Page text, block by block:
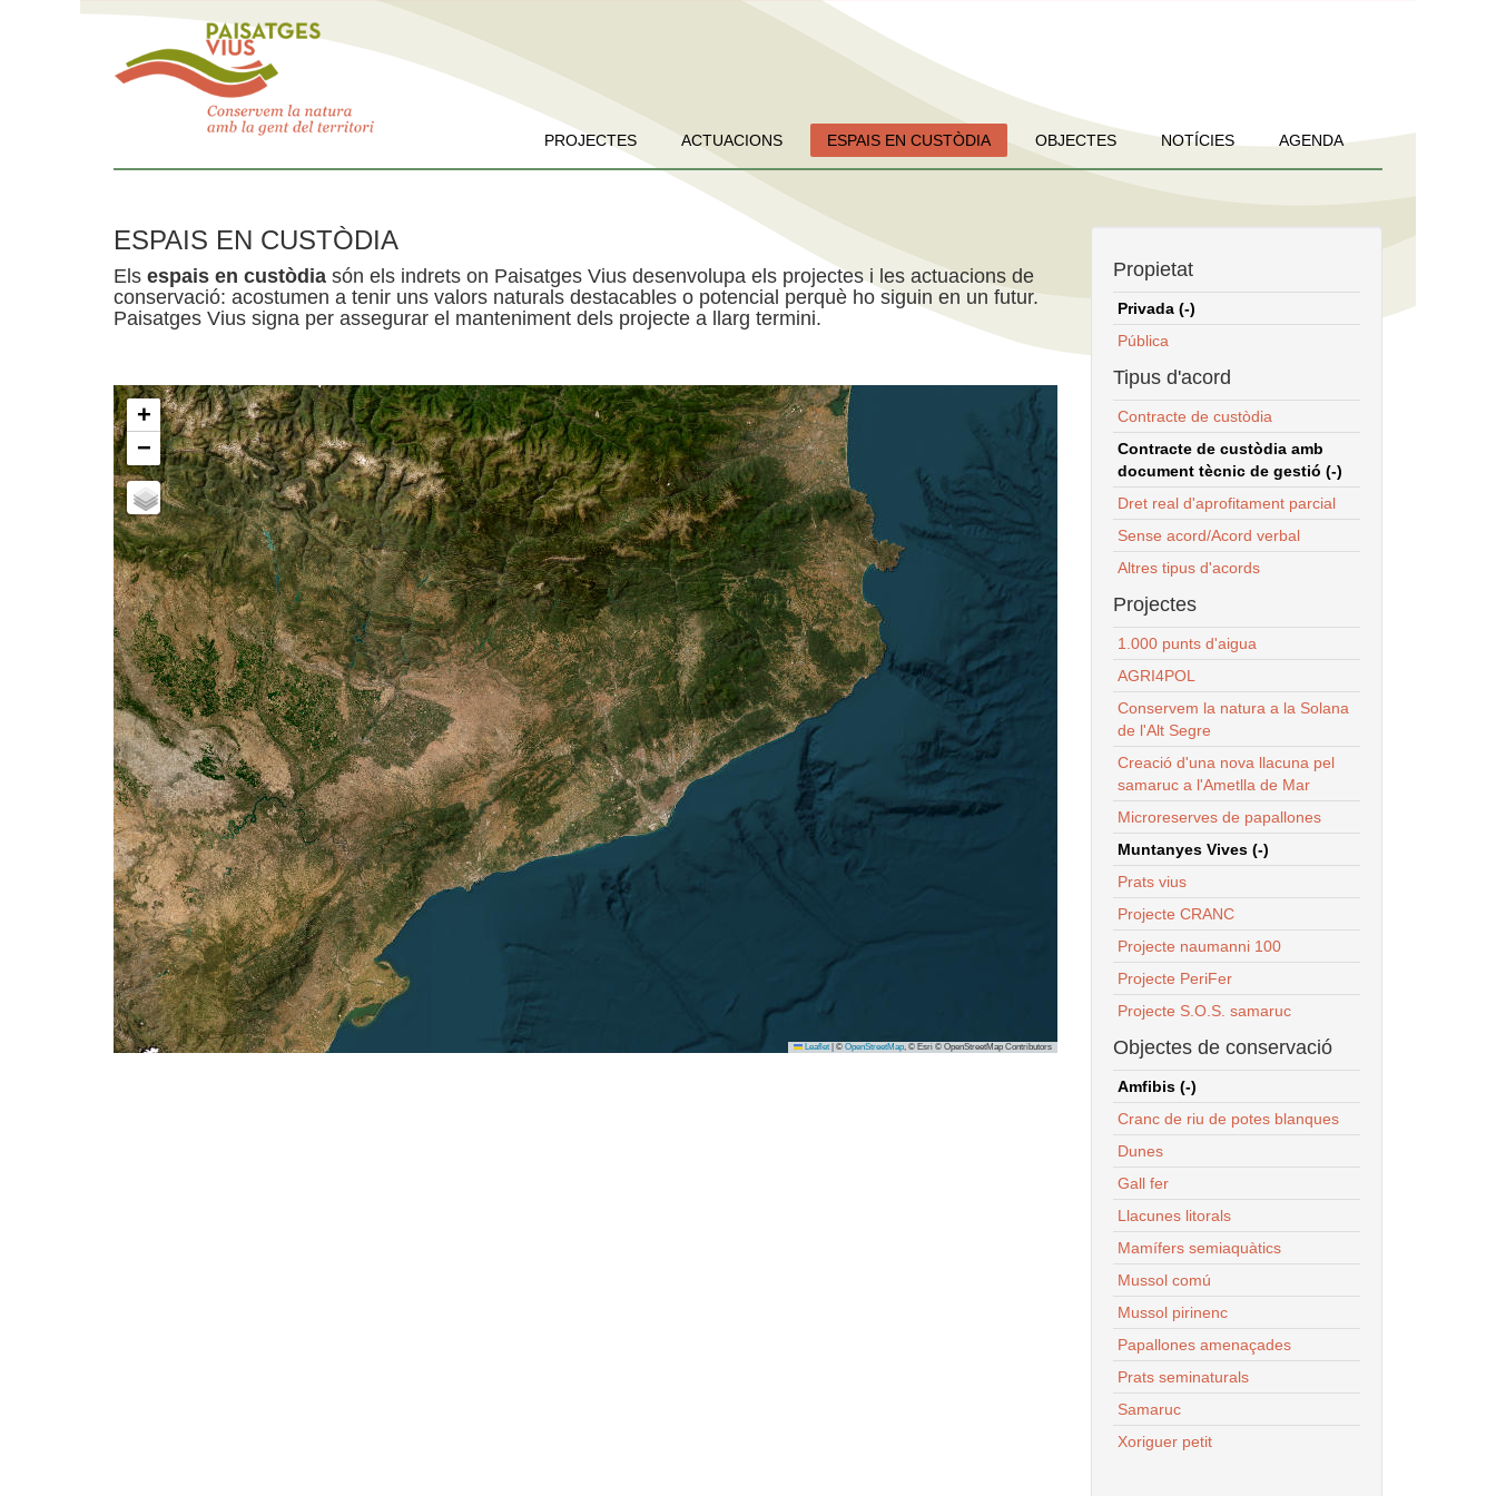
PROJECTES ACTUACIONS ESPAIS EN CUSTÒDIA OBJECTES NOTÍCIES AGENDA
ESPAIS EN CUSTÒDIA
Els espais en custòdia són els indrets on Paisatges Vius desenvolupa els projectes i les actuacions de
conservació: acostumen a tenir uns valors naturals destacables o potencial perquè ho siguin en un futur.
Paisatges Vius signa per assegurar el manteniment dels projecte a llarg termini.
+
−
Leaflet © OpenStreetMap, © Esri © OpenStreetMap Contributors
Propietat
Privada (-)
Pública
Tipus d'acord
Contracte de custòdia
Contracte de custòdia amb
document tècnic de gestió (-)
Dret real d'aprofitament parcial
Sense acord/Acord verbal
Altres tipus d'acords
Projectes
1.000 punts d'aigua
AGRI4POL
Conservem la natura a la Solana
de l'Alt Segre
Creació d'una nova llacuna pel
samaruc a l'Ametlla de Mar
Microreserves de papallones
Muntanyes Vives (-)
Prats vius
Projecte CRANC
Projecte naumanni 100
Projecte PeriFer
Projecte S.O.S. samaruc
Objectes de conservació
Amfibis (-)
Cranc de riu de potes blanques
Dunes
Gall fer
Llacunes litorals
Mamífers semiaquàtics
Mussol comú
Mussol pirinenc
Papallones amenaçades
Prats seminaturals
Samaruc
Xoriguer petit